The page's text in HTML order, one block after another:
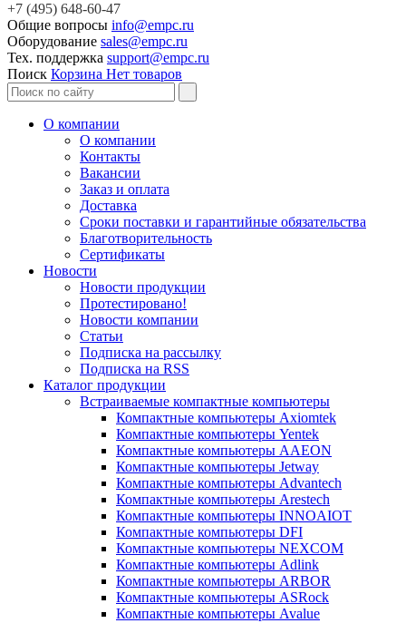
+7 (495) 648-60-47
Общие вопросы info@empc.ru
Оборудование sales@empc.ru
Тех. поддержка support@empc.ru
Поиск Корзина Нет товаров
О компании
О компании
Контакты
Вакансии
Заказ и оплата
Доставка
Сроки поставки и гарантийные обязательства
Благотворительность
Сертификаты
Новости
Новости продукции
Протестировано!
Новости компании
Статьи
Подписка на рассылку
Подписка на RSS
Каталог продукции
Встраиваемые компактные компьютеры
Компактные компьютеры Axiomtek
Компактные компьютеры Yentek
Компактные компьютеры AAEON
Компактные компьютеры Jetway
Компактные компьютеры Advantech
Компактные компьютеры Arestech
Компактные компьютеры INNOAIOT
Компактные компьютеры DFI
Компактные компьютеры NEXCOM
Компактные компьютеры Adlink
Компактные компьютеры ARBOR
Компактные компьютеры ASRock
Компактные компьютеры Avalue